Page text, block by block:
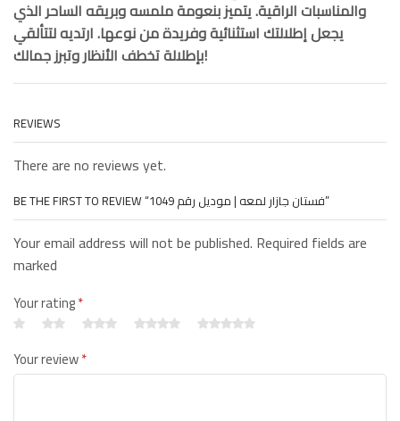
والمناسبات الراقية. يتميز بنعومة ملمسه وبريقه الساحر الذي
يجعل إطلالتك استثنائية وفريدة من نوعها. ارتديه لتتألقي
بإطلالة تخطف الأنظار وتبرز جمالك!
REVIEWS
There are no reviews yet.
BE THE FIRST TO REVIEW “فستان جازار لمعه | موديل رقم 1049”
Your email address will not be published. Required fields are
marked
Your rating*
Your review*